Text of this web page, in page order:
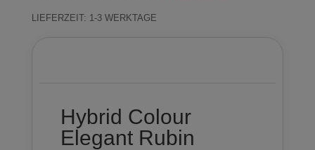
LIEFERZEIT: 1-3 WERKTAGE
Hybrid Colour
Elegant Rubin